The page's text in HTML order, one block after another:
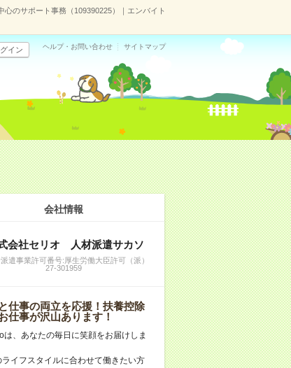
のサポート事務（109390225）｜エンバイト
イン ヘルプ・お問い合わせ サイトマップ
会社情報
会社セリオ 人材派遣サカソ
遣事業許可番号:厚生労働大臣許可（派）
27-301959
仕事の両立を応援！扶養控除
仕事が沢山あります！
は、あなたの毎日に笑顔をお届けしま
ライフスタイルに合わせて働きたい方